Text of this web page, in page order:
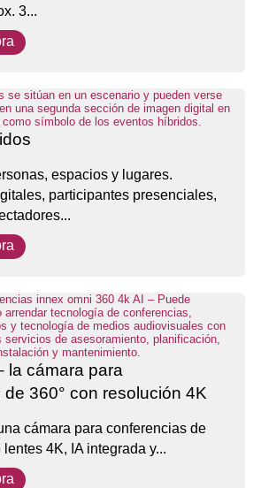
3...
espacios y lugares.
participantes presenciales,
la cámara para
360° con resolución 4K
cámara para conferencias de
lentes 4K, IA integrada y...